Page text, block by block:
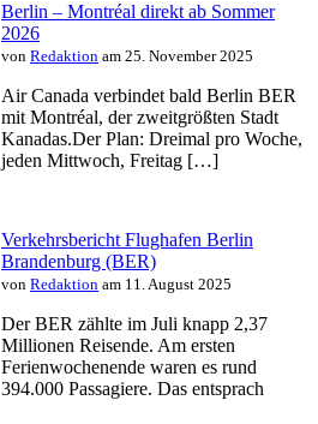
Berlin – Montréal direkt ab Sommer
2026
von Redaktion am 25. November 2025
Air Canada verbindet bald Berlin BER
mit Montréal, der zweitgrößten Stadt
Kanadas.Der Plan: Dreimal pro Woche,
jeden Mittwoch, Freitag […]
Verkehrsbericht Flughafen Berlin
Brandenburg (BER)
von Redaktion am 11. August 2025
Der BER zählte im Juli knapp 2,37
Millionen Reisende. Am ersten
Ferienwochenende waren es rund
394.000 Passagiere. Das entsprach